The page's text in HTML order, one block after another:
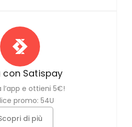
con Satispay
l’app e ottieni 5€!
promo: 54U
di più